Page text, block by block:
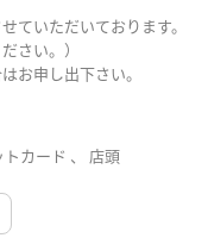
ていただいております。
さい。）
お申し出下さい。
カード 、 店頭